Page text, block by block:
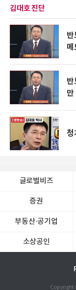
김대호 진단
만
청
글로벌비즈
증권
부동산·공기업
소상공인
Copyright